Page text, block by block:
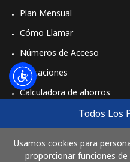
Todos Los
Usamos cookies para
proporcionar funciones
Plan Mensual
Cómo Llamar
Números de Acceso
Aplicaciones
Calculadora de ahorros
Cómo funciona